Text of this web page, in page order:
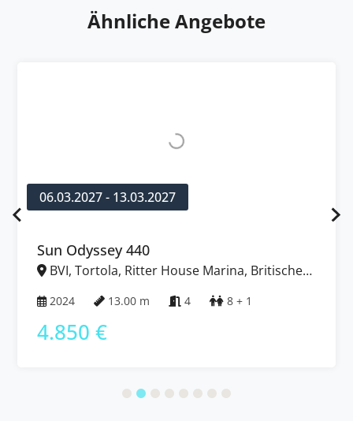
Ähnliche Angebote
06.03.2027 - 13.03.2027
Sun Odyssey 440
BVI, Tortola, Ritter House Marina, Britische
2024 13.00 m 4 8 + 1
4.850 €